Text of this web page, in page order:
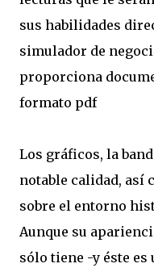
sus habilidades
simulador de
proporciona
formato pdf
Los gráficos, la
notable calidad, así
sobre el entorno
Aunque su
sólo tiene -y éste